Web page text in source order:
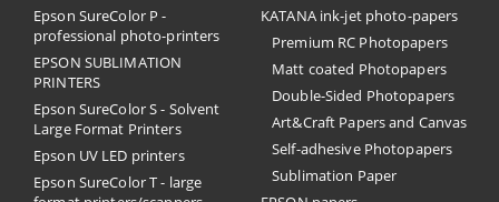
Epson SureColor P -
professional photo-printers
EPSON SUBLIMATION
PRINTERS
Epson SureColor S - Solvent
Large Format Printers
Epson UV LED printers
Epson SureColor T - large
KATANA ink-jet photo-papers
Premium RC Photopapers
Matt coated Photopapers
Double-Sided Photopapers
Art&Craft Papers and Canvas
Self-adhesive Photopapers
Sublimation Paper